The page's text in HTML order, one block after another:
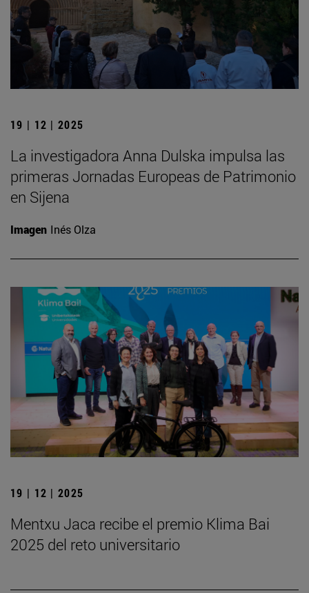
19 | 12 | 2025
La investigadora Anna Dulska impulsa las
primeras Jornadas Europeas de Patrimonio
en Sijena
Imagen Inés Olza
19 | 12 | 2025
Mentxu Jaca recibe el premio Klima Bai
2025 del reto universitario